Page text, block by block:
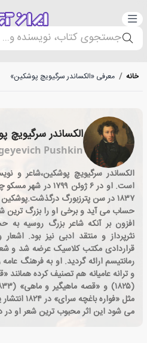
دسته‌بندی
جستجوی کتاب، نویسنده و...
خانه / معرفی «الکساندر سرگیویچ پوشکین»
الکساندر سرگیویچ
Pushkin
الکساندر سرگیویچ پوشکین،شاعر و
۱۸۳۷ در سن پترزبورگ
حساب می آید و برخی او را بزرگ ترین
افزون بر آنکه شاعر بزرگ روسیه به
نثرپرداز و منتقد ادبی نیز بود.
رمانتیسم ارائه گردید. او به فرهنگ
مثل «فواره
می شود این اثر محبوب ترین شعر او در